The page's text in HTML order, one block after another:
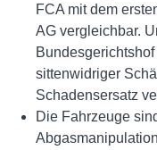
FCA mit dem
AG vergleichbar.
sittenwidriger
Schadensersatz
Die Fahrzeuge